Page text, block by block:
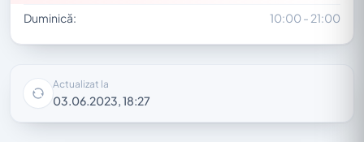
Duminică:
10:00 - 21:00
Actualizat la
03.06.2023, 18:27